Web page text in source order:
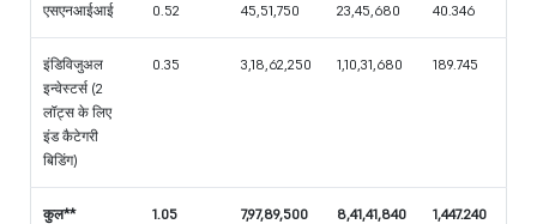
एसएनआईआई 0.52 45,51,750 23,45,680 40.346
इंडिविजुअल
इन्वेस्टर्स (2
लॉट्स के लिए
इंड कैटेगरी
बिडिंग)
0.35 3,18,62,250 1,10,31,680 189.745
कुल** 1.05 7,97,89,500 8,41,41,840 1,447.240